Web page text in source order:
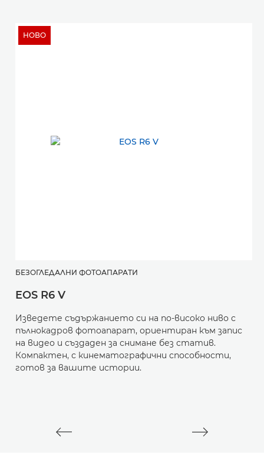
НОВО
БЕЗОГЛЕДАЛНИ ФОТОАПАРАТИ
EOS R6 V
Изведете съдържанието си на по-високо ниво с
пълнокадров фотоапарат, ориентиран към запис
на видео и създаден за снимане без статив.
Компактен, с кинематографични способности,
готов за вашите истории.